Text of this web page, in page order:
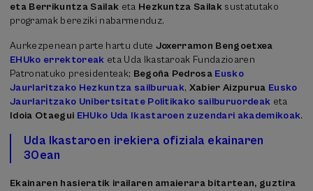
eta Berrikuntza Sailak eta Hezkuntza Sailak sustatutako
programak bereziki nabarmenduz.
Aurkezpenean parte hartu dute Joxerramon Bengoetxea
EHUko errektoreak eta Uda Ikastaroak Fundazioaren
Patronatuko presidenteak; Begoña Pedrosa Eusko
Jaurlaritzako Hezkuntza sailburuak, Xabier Aizpurua Eusko
Jaurlaritzako Unibertsitate Politikako sailburuordeak eta
Idoia Otaegui EHUko Uda Ikastaroen zuzendari akademikoak.
Uda Ikastaroen irekiera ofiziala ekainaren
30ean
Ekainaren hasieratik irailaren amaierara bitartean, guztira